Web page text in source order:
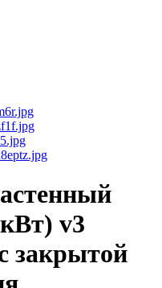
v3
закрытой